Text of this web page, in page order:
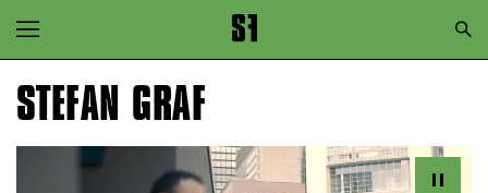
Zur Hauptnavigation springen
Zum Hauptinhalt springen
STEFAN GRAF